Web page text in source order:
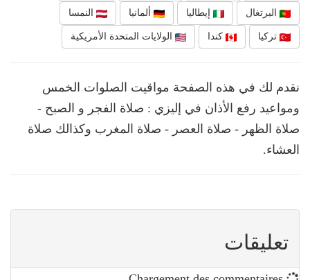
البرتغال إيطاليا ألمانيا النمسا
تركيا كندا الولايات المتحدة الأمريكية
نقدم لك في هذه الصفحة مواقيت الصلوات الخمس
ومواعيد رفع الأذان في إليزي : صلاة الفجر و الصبح -
صلاة الظهر - صلاة العصر - صلاة المغرب وكذالك صلاة
العشاء.
تعليقات